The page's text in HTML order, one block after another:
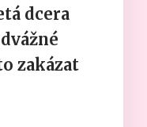
dcera
zakázat